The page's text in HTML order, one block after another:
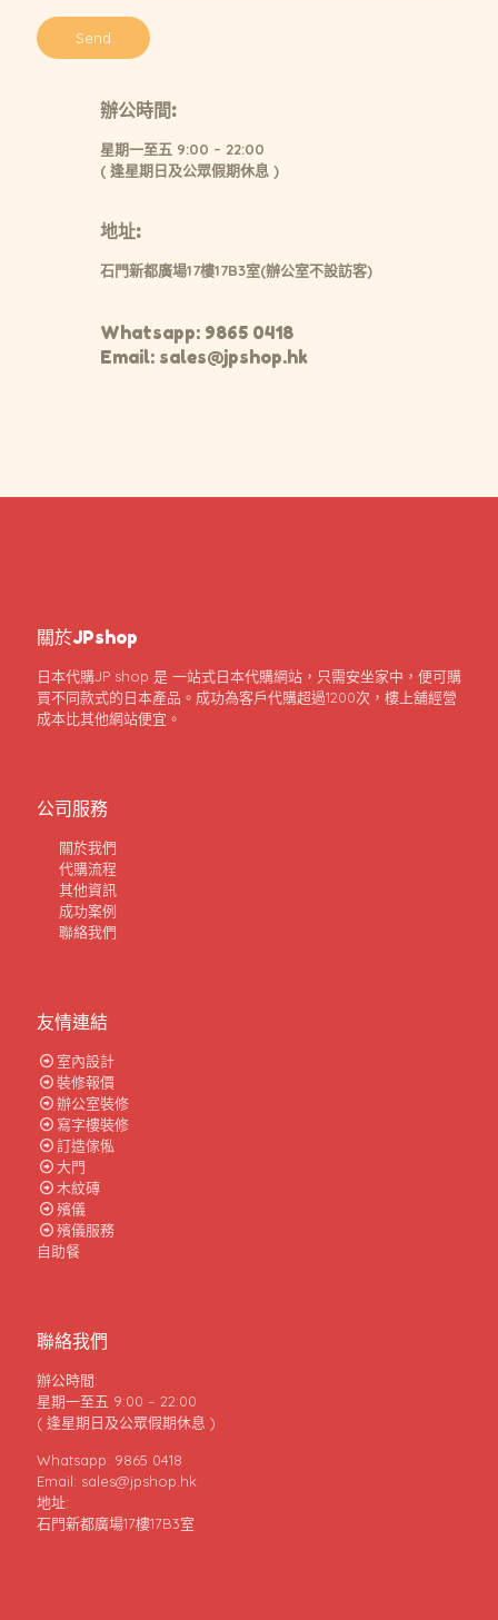
辦公時間:
星期一至五 9:00 – 22:00
( 逢星期日及公眾假期休息 )
地址:
石門新都廣場17樓17B3室(辦公室不設訪客)
Whatsapp: 9865 0418
Email: sales@jpshop.hk
關於JPshop
日本代購JP shop 是 一站式日本代購網站，只需安坐家中，便可購
買不同款式的日本產品。成功為客戶代購超過1200次，樓上舖經營
成本比其他網站便宜。
公司服務
關於我們
代購流程
其他資訊
成功案例
聯絡我們
友情連結
室內設計
裝修報價
辦公室裝修
寫字樓裝修
訂造傢俬
大門
木紋磚
殯儀
殯儀服務
自助餐
聯絡我們
辦公時間:
星期一至五 9:00 – 22:00
( 逢星期日及公眾假期休息 )
Whatsapp: 9865 0418
Email: sales@jpshop.hk
地址:
石門新都廣場17樓17B3室